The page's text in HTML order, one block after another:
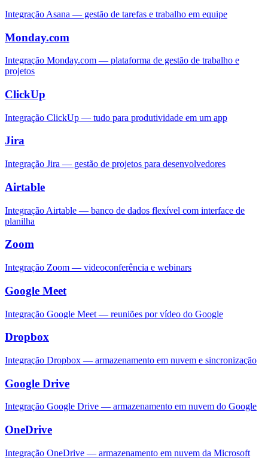
Integração Asana — gestão de tarefas e trabalho em equipe
Monday.com
Integração Monday.com — plataforma de gestão de trabalho e
projetos
ClickUp
Integração ClickUp — tudo para produtividade em um app
Jira
Integração Jira — gestão de projetos para desenvolvedores
Airtable
Integração Airtable — banco de dados flexível com interface de
planilha
Zoom
Integração Zoom — videoconferência e webinars
Google Meet
Integração Google Meet — reuniões por vídeo do Google
Dropbox
Integração Dropbox — armazenamento em nuvem e sincronização
Google Drive
Integração Google Drive — armazenamento em nuvem do Google
OneDrive
Integração OneDrive — armazenamento em nuvem da Microsoft